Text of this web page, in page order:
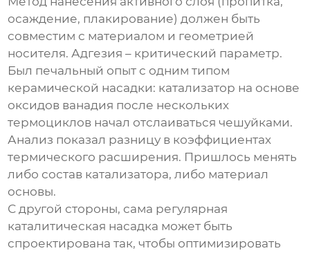
осаждение, плакирование) должен быть
совместим с материалом и геометрией
носителя. Адгезия – критический параметр.
Был печальный опыт с одним типом
керамической насадки: катализатор на основе
оксидов ванадия после нескольких
термоциклов начал отслаиваться чешуйками.
Анализ показал разницу в коэффициентах
термического расширения. Пришлось менять
либо состав катализатора, либо материал
основы.
С другой стороны, сама регулярная
каталитическая насадка может быть
спроектирована так, чтобы оптимизировать